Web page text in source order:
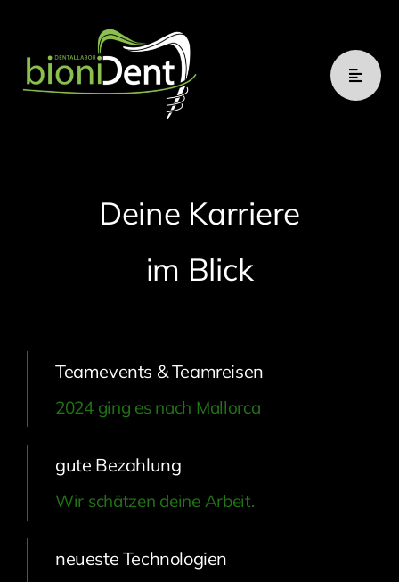
springen
Deine Karriere
im Blick
Teamevents & Teamreisen
2024 ging es nach Mallorca
gute Bezahlung
Wir schätzen deine Arbeit.
neueste Technologien